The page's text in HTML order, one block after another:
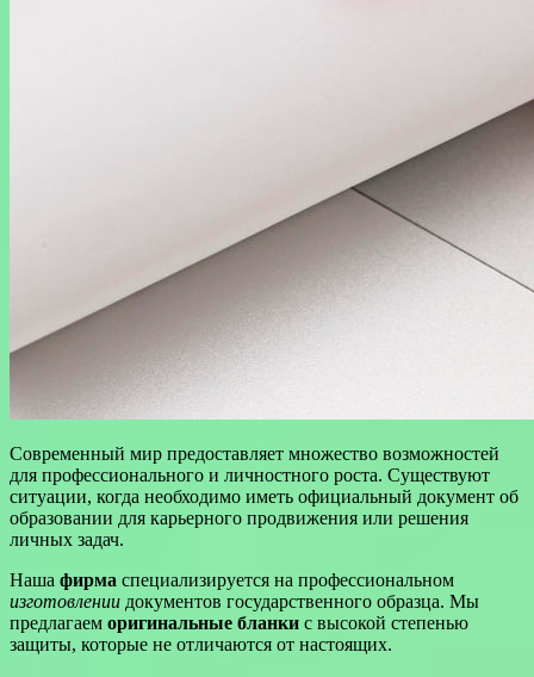
Современный мир предоставляет множество возможностей
для профессионального и личностного роста. Существуют
ситуации, когда необходимо иметь официальный документ об
образовании для карьерного продвижения или решения
личных задач.
Наша фирма специализируется на профессиональном
изготовлении документов государственного образца. Мы
предлагаем оригинальные бланки с высокой степенью
защиты, которые не отличаются от настоящих.